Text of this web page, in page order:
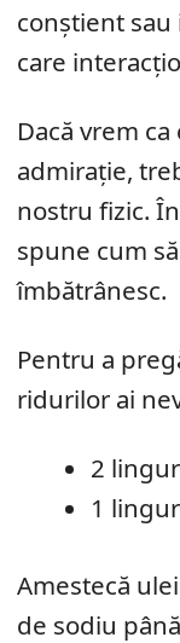
conștient
care
Dacă vrem
admirație,
nostru fizic.
spune cum
îmbătrânesc.
Pentru a
ridurilor ai
2
1
Amestecă
de sodiu